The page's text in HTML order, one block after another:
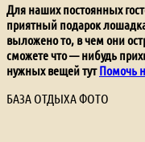
Для наших постоянных
приятный подарок
выложено то, в чем они
сможете что — нибудь
нужных вещей тутПомочь
БАЗА ОТДЫХА ФОТО